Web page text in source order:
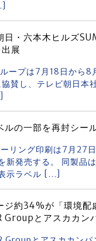
・六本木ヒルズ
展
ープは7月18日から
賛し、テレビ朝日本
の一部を再封シー
リング印刷は7月27
新発売する。 同製品
示ラベル […]
ジ約34%が「環境
とアスカカン